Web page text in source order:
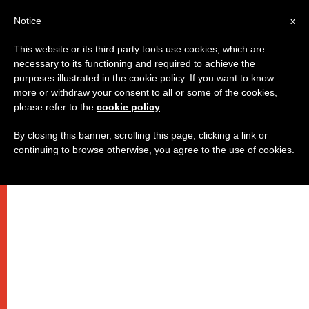
كلمة البابا بمناسبة زيارة وفد
بطريركية القسطنطينية المسكونية
x
Notice
This website or its third party tools use cookies, which are
necessary to its functioning and required to achieve the
purposes illustrated in the cookie policy. If you want to know
more or withdraw your consent to all or some of the cookies,
please refer to the cookie policy
By closing this banner, scrolling this page, clicking a link or
continuing to browse otherwise, you agree to the use of cookies.